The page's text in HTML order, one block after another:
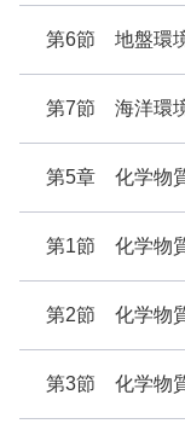
第6節 地盤環
第7節 海洋環
第5章 化学物
第1節 化学物
第2節 化学物
第3節 化学物